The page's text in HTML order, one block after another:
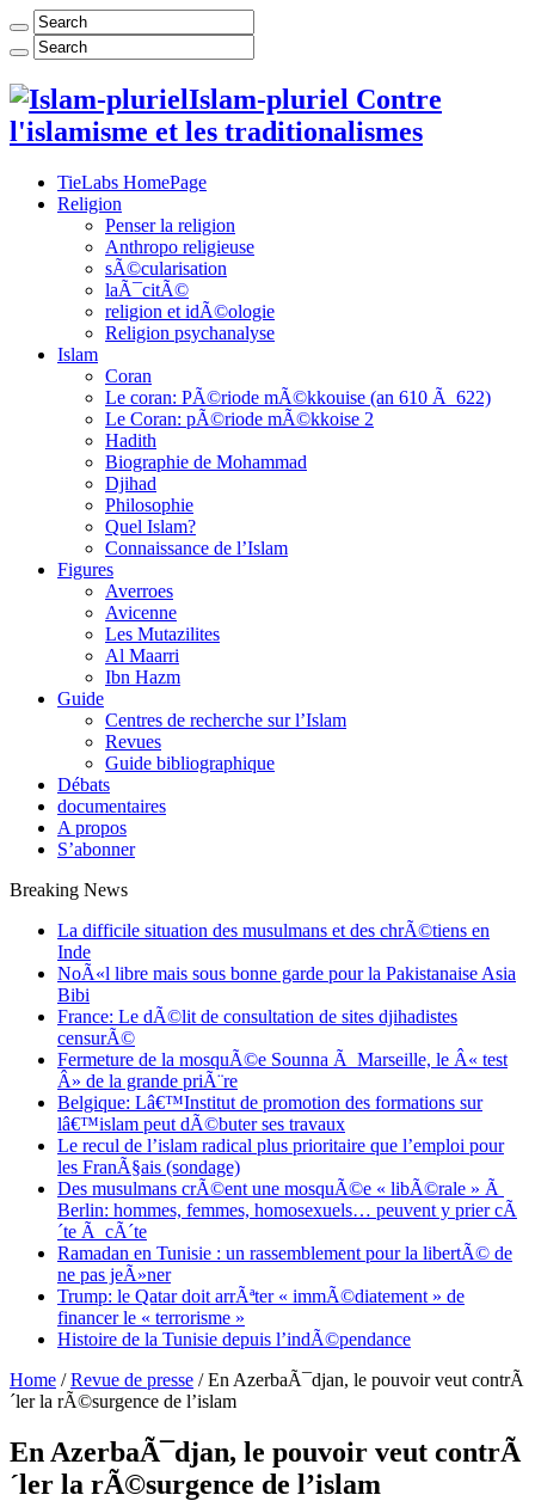
Islam-pluriel Contre
l'islamisme et les traditionalismes
TieLabs HomePage
Religion
Penser la religion
Anthropo religieuse
sÃ©cularisation
laÃ¯citÃ©
religion et idÃ©ologie
Religion psychanalyse
Islam
Coran
Le coran: PÃ©riode mÃ©kkouise (an 610 Ã 622)
Le Coran: pÃ©riode mÃ©kkoise 2
Hadith
Biographie de Mohammad
Djihad
Philosophie
Quel Islam?
Connaissance de l’Islam
Figures
Averroes
Avicenne
Les Mutazilites
Al Maarri
Ibn Hazm
Guide
Centres de recherche sur l’Islam
Revues
Guide bibliographique
Débats
documentaires
A propos
S’abonner
Breaking News
La difficile situation des musulmans et des chrÃ©tiens en
Inde
NoÃ«l libre mais sous bonne garde pour la Pakistanaise Asia
Bibi
France: Le dÃ©lit de consultation de sites djihadistes
censurÃ©
Fermeture de la mosquÃ©e Sounna Ã Marseille, le Â« test
Â» de la grande priÃ¨re
Belgique: Lâ€™Institut de promotion des formations sur
lâ€™islam peut dÃ©buter ses travaux
Le recul de l’islam radical plus prioritaire que l’emploi pour
les FranÃ§ais (sondage)
Des musulmans crÃ©ent une mosquÃ©e « libÃ©rale » Ã
Berlin: hommes, femmes, homosexuels… peuvent y prier cÃ
´te Ã cÃ´te
Ramadan en Tunisie : un rassemblement pour la libertÃ© de
ne pas jeÃ»ner
Trump: le Qatar doit arrÃªter « immÃ©diatement » de
financer le « terrorisme »
Histoire de la Tunisie depuis l’indÃ©pendance
Home / Revue de presse / En AzerbaÃ¯djan, le pouvoir veut contrÃ
´ler la rÃ©surgence de l’islam
En AzerbaÃ¯djan, le pouvoir veut contrÃ
´ler la rÃ©surgence de l’islam